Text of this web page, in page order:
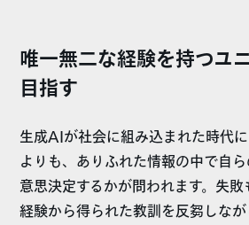
唯一無二な経験を持つユ
目指す
生成AIが社会に組み込まれた時代
よりも、ありふれた情報の中で自
意思決定するかが問われます。失
経験から得られた教訓を反芻しな